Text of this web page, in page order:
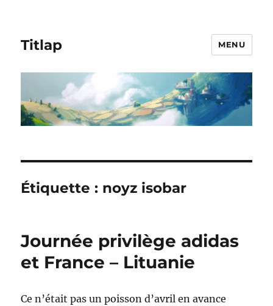
Titlap MENU
Étiquette : noyz isobar
Journée privilège adidas
et France – Lituanie
Ce n’était pas un poisson d’avril en avance